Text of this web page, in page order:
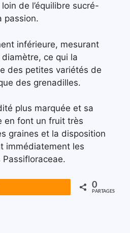
de l’équilibre sucré-
passion.
inférieure, mesurant
ce qui la
des petites variétés de
des grenadilles.
plus marquée et sa
en font un fruit très
graines et la disposition
immédiatement les
0
PARTAGES